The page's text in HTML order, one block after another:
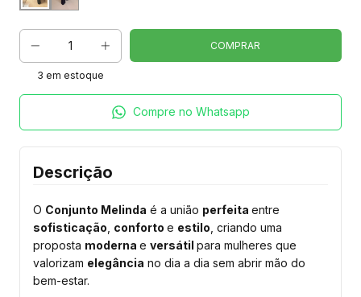
3 em estoque
Compre no Whatsapp
Descrição
O Conjunto Melinda é a união perfeita entre
sofisticação conforto e estilo , criando uma
proposta moderna e versátil para mulheres que
valorizam elegância no dia a dia sem abrir mão do
bem-estar.